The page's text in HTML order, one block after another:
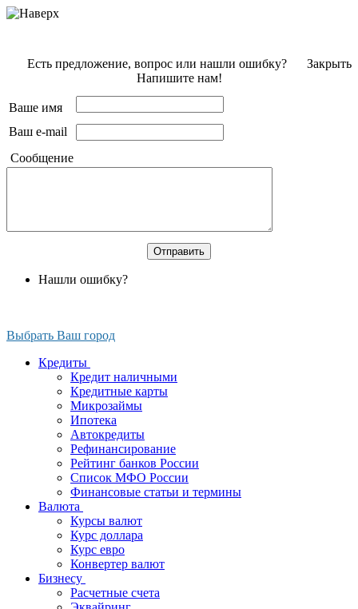
Закрыть
Есть предложение, вопрос или нашли ошибку?
Напишите нам!
Ваше имя
Ваш e-mail
Сообщение
Нашли ошибку?
Выбрать Ваш город
Кредиты
Кредит наличными
Кредитные карты
Микрозаймы
Ипотека
Автокредиты
Рефинансирование
Рейтинг банков России
Список МФО России
Финансовые статьи и термины
Валюта
Курсы валют
Курс доллара
Курс евро
Конвертер валют
Бизнесу
Расчетные счета